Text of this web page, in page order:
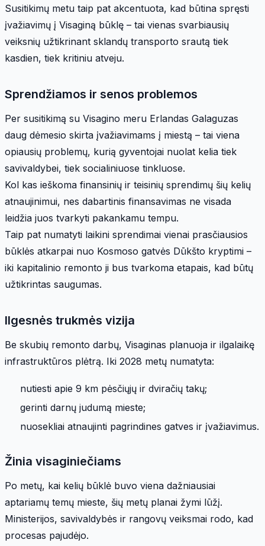
Susitikimų metu taip pat akcentuota, kad būtina spręsti
įvažiavimų į Visaginą būklę – tai vienas svarbiausių
veiksnių užtikrinant sklandų transporto srautą tiek
kasdien, tiek kritiniu atveju.
Sprendžiamos ir senos problemos
Per susitikimą su Visagino meru Erlandas Galaguzas
daug dėmesio skirta įvažiavimams į miestą – tai viena
opiausių problemų, kurią gyventojai nuolat kelia tiek
savivaldybei, tiek socialiniuose tinkluose.
Kol kas ieškoma finansinių ir teisinių sprendimų šių kelių
atnaujinimui, nes dabartinis finansavimas ne visada
leidžia juos tvarkyti pakankamu tempu.
Taip pat numatyti laikini sprendimai vienai prasčiausios
būklės atkarpai nuo Kosmoso gatvės Dūkšto kryptimi –
iki kapitalinio remonto ji bus tvarkoma etapais, kad būtų
užtikrintas saugumas.
Ilgesnės trukmės vizija
Be skubių remonto darbų, Visaginas planuoja ir ilgalaikę
infrastruktūros plėtrą. Iki 2028 metų numatyta:
nutiesti apie 9 km pėsčiųjų ir dviračių takų;
gerinti darnų judumą mieste;
nuosekliai atnaujinti pagrindines gatves ir įvažiavimus.
Žinia visaginiečiams
Po metų, kai kelių būklė buvo viena dažniausiai
aptariamų temų mieste, šių metų planai žymi lūžį.
Ministerijos, savivaldybės ir rangovų veiksmai rodo, kad
procesas pajudėjo.